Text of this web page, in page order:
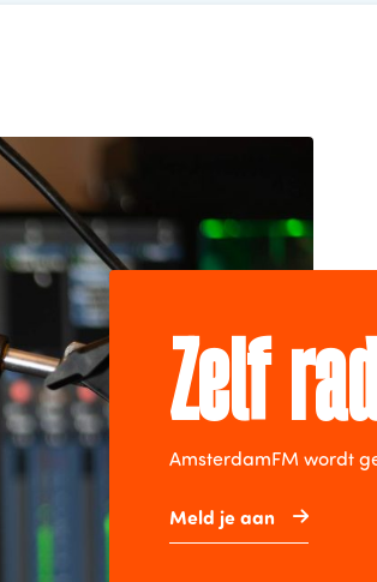
Zelf
AmsterdamFM wordt
Meld je aan